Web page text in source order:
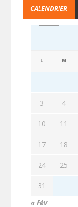
CALENDRIER
L M
3 4
10 11
17 18
24 25
31
« Fév